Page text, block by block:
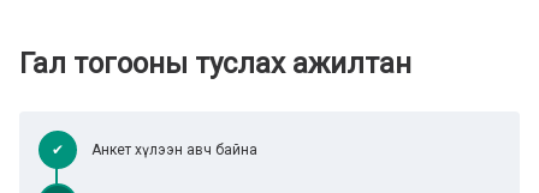
Гал тогооны туслах ажилтан
✔ Анкет хүлээн авч байна